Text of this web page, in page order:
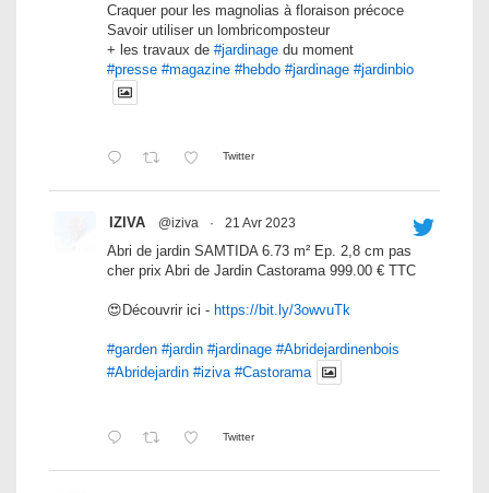
Craquer pour les magnolias à floraison précoce
Savoir utiliser un lombricomposteur
+ les travaux de #jardinage du moment
#presse #magazine #hebdo #jardinage #jardinbio
Twitter
IZIVA @iziva · 21 Avr 2023
Abri de jardin SAMTIDA 6.73 m² Ep. 2,8 cm pas
cher prix Abri de Jardin Castorama 999.00 € TTC
😍Découvrir ici - https://bit.ly/3owvuTk
#garden #jardin #jardinage #Abridejardinenbois
#Abridejardin #iziva #Castorama
Twitter